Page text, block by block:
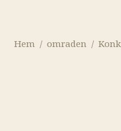
Hem / omraden /